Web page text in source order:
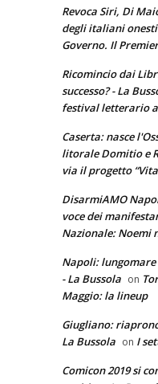
Revoca Siri, Di
degli italiani
Governo. Il
Ricomincio dai
successo? - La
festival letterario
Caserta: nasce
litorale Domitio e
via il progetto
DisarmiAMO
voce dei
Nazionale: Noemi
Napoli:
- La Bussola on
Maggio: la lineup
Giugliano:
La Bussola on I
Comicon 2019 si